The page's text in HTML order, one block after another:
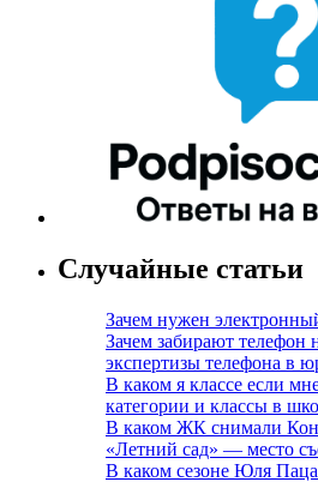
Случайные статьи
Зачем нужен
Зачем забирают телефон
экспертизы телефона в
В каком я классе если
категории и классы в
В каком ЖК снимали
«Летний сад» — место
В каком сезоне Юля